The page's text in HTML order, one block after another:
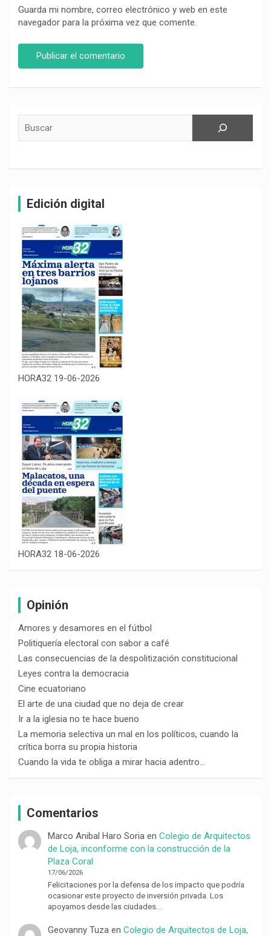
Guarda mi nombre, correo electrónico y web en este
navegador para la próxima vez que comente.
Edición digital
HORA32 19-06-2026
HORA32 18-06-2026
Opinión
Amores y desamores en el fútbol
Politiquería electoral con sabor a café
Las consecuencias de la despolitización constitucional
Leyes contra la democracia
Cine ecuatoriano
El arte de una ciudad que no deja de crear
Ir a la iglesia no te hace bueno
La memoria selectiva un mal en los políticos, cuando la
crítica borra su propia historia
Cuando la vida te obliga a mirar hacia adentro…
Comentarios
Marco Anibal Haro Soriaen Colegio de Arquitectos
de Loja, inconforme con la construcción de la
Plaza Coral
17/06/2026
Felicitaciones por la defensa de los impacto que podría
ocasionar este proyecto de inversión privada. Los
apoyamos desde las ciudades…
Geovanny Tuzaen Colegio de Arquitectos de Loja,